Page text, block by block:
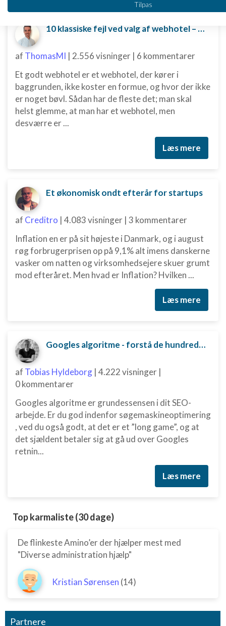
10 klassiske fejl ved valg af webhotel – og hvordan du undgår dem
af ThomasMI | 2.556 visninger | 6 kommentarer
Et godt webhotel er et webhotel, der kører i
baggrunden, ikke koster en formue, og hvor der ikke
er noget bøvl. Sådan har de fleste det; man skal
helst glemme, at man har et webhotel, men
desværre er ...
Læs mere
Et økonomisk ondt efterår for startups
af Creditro | 4.083 visninger | 3 kommentarer
Inflation en er på sit højeste i Danmark, og i august
røg forbrugerprisen op på 9,1% alt imens danskerne
vasker om natten og virksomhedsejere skuer grumt
mod efteråret. Men hvad er Inflation? Hvilken ...
Læs mere
Googles algoritme - forstå de hundredvis af parametre bag
af Tobias Hyldeborg | 4.222 visninger |
0 kommentarer
Googles algoritme er grundessensen i dit SEO-
arbejde. Er du god indenfor søgemaskineoptimering
, ved du også godt, at det er et ”long game”, og at
det sjældent betaler sig at gå ud over Googles
retnin...
Læs mere
Top karmaliste (30 dage)
De flinkeste Amino’er der hjælper mest med
"Diverse administration hjælp"
Kristian Sørensen (14)
Partnere
Bruge begrænsede oplysninger til at vælge annoncering
Oprette profiler til tilpasset annoncering
Bruge profiler til at vælge tilpasset annoncering
Bruge profiler til at vælge tilpasset indhold
Måle annonceringseffektivitet
Forstå målgrupper gennem statistikker eller kombinationer
Bruge begrænsede oplysninger til at vælge indhold
IAB Special Features:
Bruge præcise geografiske placeringsoplysninger
Identificere enheder baseret på aktivt anmodede oplysninger
Ikke-IAB-behandlingsformål:
Annoncering / marketing
Tilpas